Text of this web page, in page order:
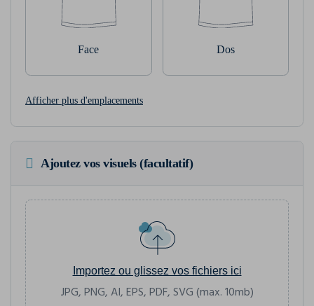
Face Dos
Afficher plus d'emplacements
Ajoutez vos visuels (facultatif)
Importez ou glissez vos fichiers ici
JPG, PNG, AI, EPS, PDF, SVG (max. 10mb)